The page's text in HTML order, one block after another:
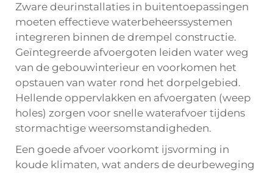
Zware deurinstallaties in buitentoepassingen
moeten effectieve waterbeheerssystemen
integreren binnen de drempel constructie.
Geïntegreerde afvoergoten leiden water weg
van de gebouwinterieur en voorkomen het
opstauen van water rond het dorpelgebied.
Hellende oppervlakken en afvoergaten (weep
holes) zorgen voor snelle waterafvoer tijdens
stormachtige weersomstandigheden.
Een goede afvoer voorkomt ijsvorming in
koude klimaten, wat anders de deurbeweging